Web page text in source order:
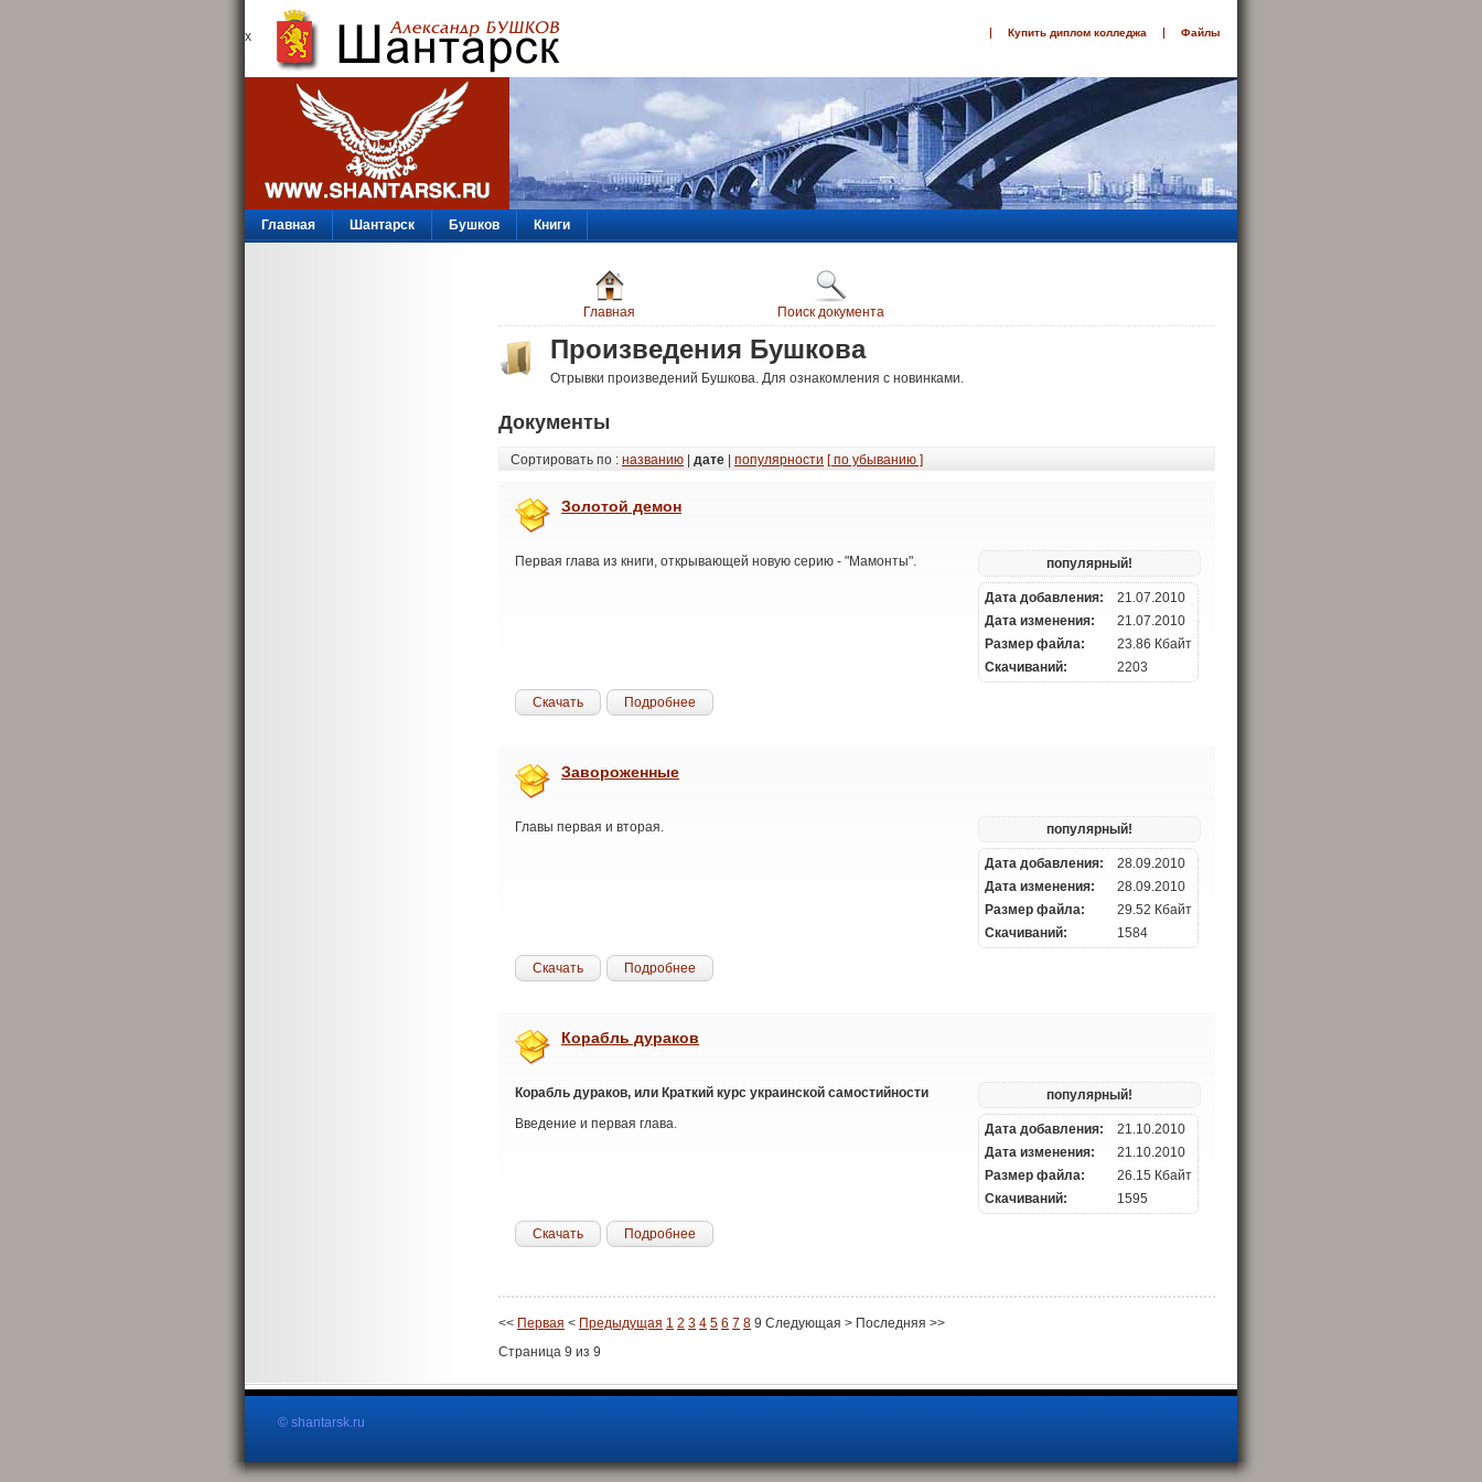
Файлы
Купить диплом колледжа
х
Главная Шантарск Бушков Книги
Главная Поиск документа
Произведения Бушкова
Отрывки произведений Бушкова. Для ознакомления с новинками.
Документы
Сортировать по : названию дате популярности [ по убыванию ]
Золотой демон
популярный!
Дата добавления:
21.07.2010
Дата изменения:
21.07.2010
Размер файла:
23.86 Кбайт
Скачиваний:
2203
Первая глава из книги, открывающей новую серию - "Мамонты".
Скачать Подробнее
Завороженные
популярный!
Дата добавления:
28.09.2010
Дата изменения:
28.09.2010
Размер файла:
29.52 Кбайт
Скачиваний:
1584
Главы первая и вторая.
Скачать Подробнее
Корабль дураков
популярный!
Дата добавления:
21.10.2010
Дата изменения:
21.10.2010
Размер файла:
26.15 Кбайт
Скачиваний:
1595
Корабль дураков, или Краткий курс украинской самостийности
Введение и первая глава.
Скачать Подробнее
<< Первая < Предыдущая 1 2 3 4 5 6 7 8 9 Следующая > Последняя >>
Страница 9 из 9
© shantarsk.ru